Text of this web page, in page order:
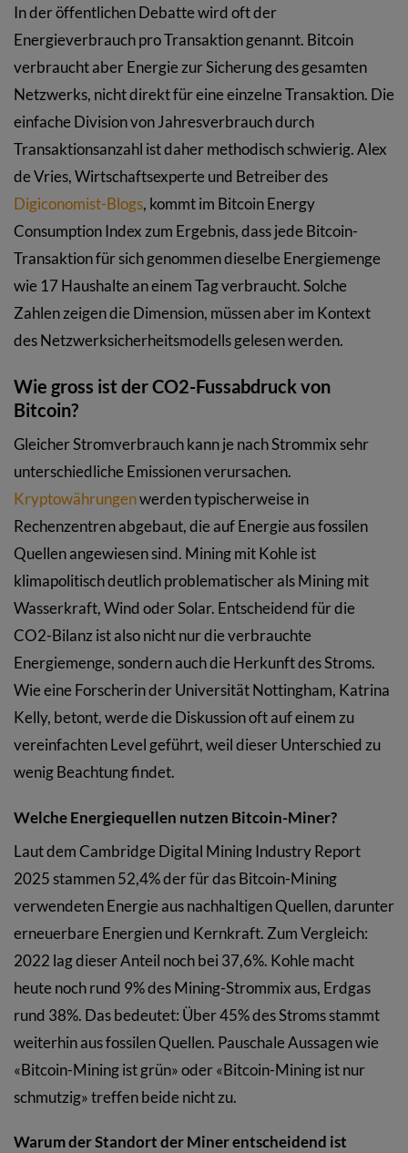
In der öffentlichen Debatte wird oft der
Energieverbrauch pro Transaktion genannt. Bitcoin
verbraucht aber Energie zur Sicherung des gesamten
Netzwerks, nicht direkt für eine einzelne Transaktion. Die
einfache Division von Jahresverbrauch durch
Transaktionsanzahl ist daher methodisch schwierig. Alex
de Vries, Wirtschaftsexperte und Betreiber des
Digiconomist-Blogs, kommt im Bitcoin Energy
Consumption Index zum Ergebnis, dass jede Bitcoin-
Transaktion für sich genommen dieselbe Energiemenge
wie 17 Haushalte an einem Tag verbraucht. Solche
Zahlen zeigen die Dimension, müssen aber im Kontext
des Netzwerksicherheitsmodells gelesen werden.
Wie gross ist der CO2-Fussabdruck von
Bitcoin?
Gleicher Stromverbrauch kann je nach Strommix sehr
unterschiedliche Emissionen verursachen.
Kryptowährungenwerden typischerweise in
Rechenzentren abgebaut, die auf Energie aus fossilen
Quellen angewiesen sind. Mining mit Kohle ist
klimapolitisch deutlich problematischer als Mining mit
Wasserkraft, Wind oder Solar. Entscheidend für die
CO2-Bilanz ist also nicht nur die verbrauchte
Energiemenge, sondern auch die Herkunft des Stroms.
Wie eine Forscherin der Universität Nottingham, Katrina
Kelly, betont, werde die Diskussion oft auf einem zu
vereinfachten Level geführt, weil dieser Unterschied zu
wenig Beachtung findet.
Welche Energiequellen nutzen Bitcoin-Miner?
Laut dem Cambridge Digital Mining Industry Report
2025 stammen 52,4% der für das Bitcoin-Mining
verwendeten Energie aus nachhaltigen Quellen, darunter
erneuerbare Energien und Kernkraft. Zum Vergleich:
2022 lag dieser Anteil noch bei 37,6%. Kohle macht
heute noch rund 9% des Mining-Strommix aus, Erdgas
rund 38%. Das bedeutet: Über 45% des Stroms stammt
weiterhin aus fossilen Quellen. Pauschale Aussagen wie
«Bitcoin-Mining ist grün» oder «Bitcoin-Mining ist nur
schmutzig» treffen beide nicht zu.
Warum der Standort der Miner entscheidend ist